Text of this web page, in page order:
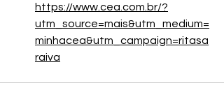
https://www.cea.com.br/?
utm_source=mais&utm_medium=
minhacea&utm_campaign=ritasa
raiva